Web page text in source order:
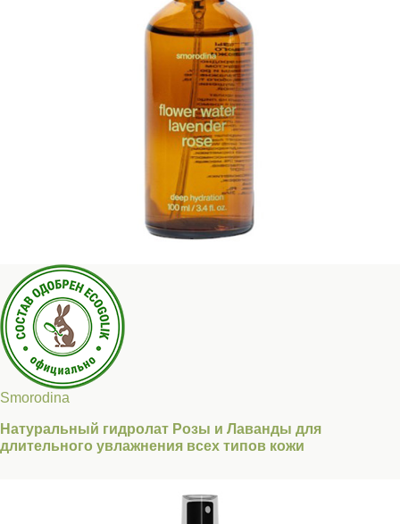
Smorodina
Натуральный гидролат Розы и Лаванды для
длительного увлажнения всех типов кожи